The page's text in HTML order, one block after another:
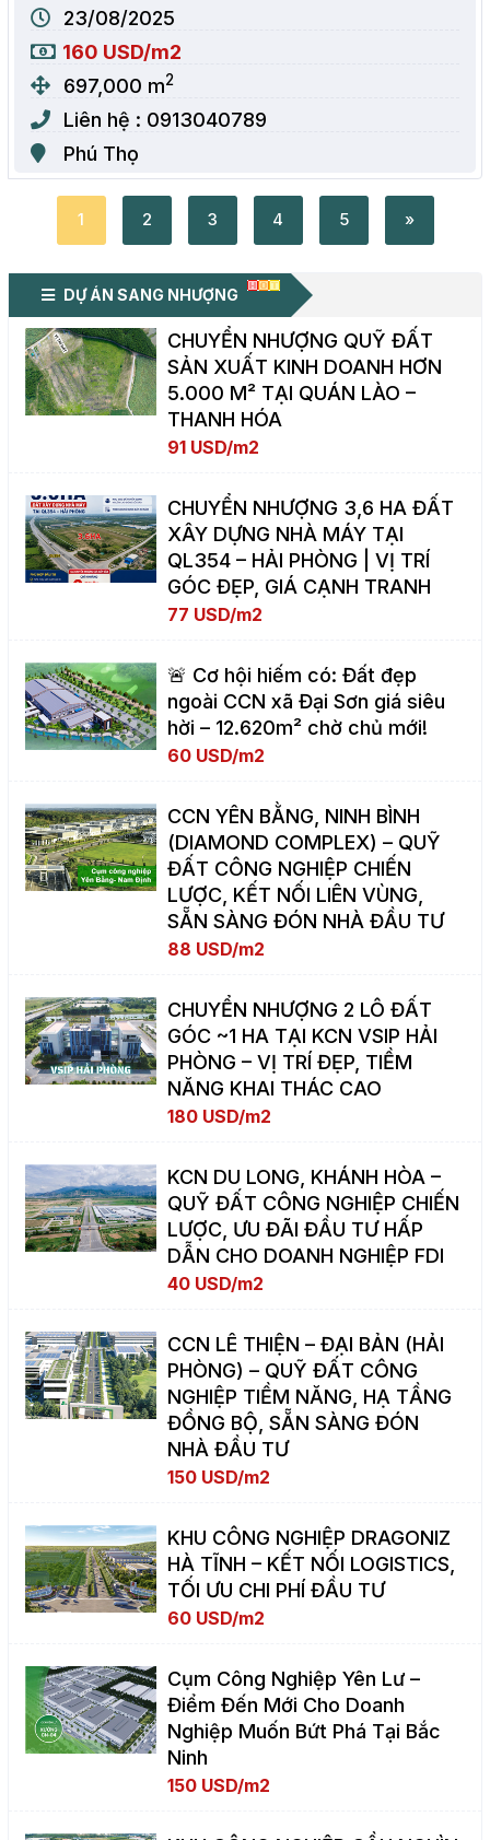
23/08/2025
160 USD/m2
697,000 m2
Liên hệ : 0913040789
Phú Thọ
1 2 3 4 5 »
DỰ ÁN SANG NHƯỢNG
CHUYỂN NHƯỢNG QUỸ ĐẤT
SẢN XUẤT KINH DOANH HƠN
5.000 M² TẠI QUÁN LÀO –
THANH HÓA
91 USD/m2
CHUYỂN NHƯỢNG 3,6 HA ĐẤT
XÂY DỰNG NHÀ MÁY TẠI
QL354 – HẢI PHÒNG | VỊ TRÍ
GÓC ĐẸP, GIÁ CẠNH TRANH
77 USD/m2
🚨 Cơ hội hiếm có: Đất đẹp
ngoài CCN xã Đại Sơn giá siêu
hời – 12.620m² chờ chủ mới!
60 USD/m2
CCN YÊN BẰNG, NINH BÌNH
(DIAMOND COMPLEX) – QUỸ
ĐẤT CÔNG NGHIỆP CHIẾN
LƯỢC, KẾT NỐI LIÊN VÙNG,
SẴN SÀNG ĐÓN NHÀ ĐẦU TƯ
88 USD/m2
CHUYỂN NHƯỢNG 2 LÔ ĐẤT
GÓC ~1 HA TẠI KCN VSIP HẢI
PHÒNG – VỊ TRÍ ĐẸP, TIỀM
NĂNG KHAI THÁC CAO
180 USD/m2
KCN DU LONG, KHÁNH HÒA –
QUỸ ĐẤT CÔNG NGHIỆP CHIẾN
LƯỢC, ƯU ĐÃI ĐẦU TƯ HẤP
DẪN CHO DOANH NGHIỆP FDI
40 USD/m2
CCN LÊ THIỆN – ĐẠI BẢN (HẢI
PHÒNG) – QUỸ ĐẤT CÔNG
NGHIỆP TIỀM NĂNG, HẠ TẦNG
ĐỒNG BỘ, SẴN SÀNG ĐÓN
NHÀ ĐẦU TƯ
150 USD/m2
KHU CÔNG NGHIỆP DRAGONIZ
HÀ TĨNH – KẾT NỐI LOGISTICS,
TỐI ƯU CHI PHÍ ĐẦU TƯ
60 USD/m2
Cụm Công Nghiệp Yên Lư –
Điểm Đến Mới Cho Doanh
Nghiệp Muốn Bứt Phá Tại Bắc
Ninh
150 USD/m2